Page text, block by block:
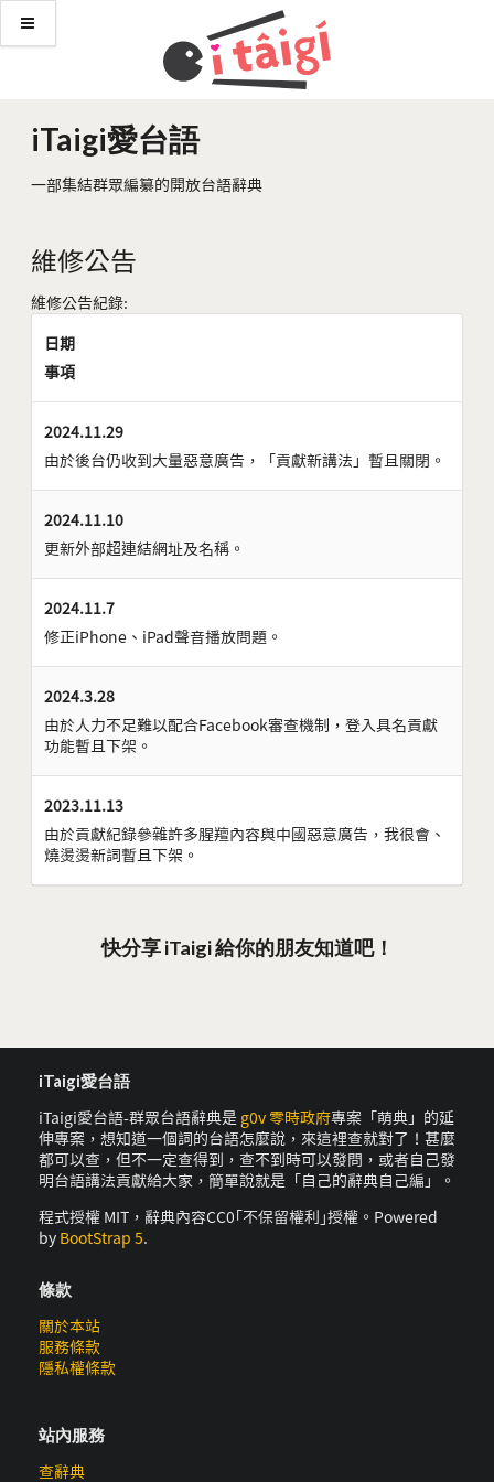
iTaigi愛台語
一部集結群眾編纂的開放台語辭典
維修公告
維修公告紀錄:
日期
事項
2024.11.29
由於後台仍收到大量惡意廣告，「貢獻新講法」暫且關閉。
2024.11.10
更新外部超連結網址及名稱。
2024.11.7
修正iPhone、iPad聲音播放問題。
2024.3.28
由於人力不足難以配合Facebook審查機制，登入具名貢獻
功能暫且下架。
2023.11.13
由於貢獻紀錄參雜許多腥羶內容與中國惡意廣告，我很會、
燒燙燙新詞暫且下架。
快分享 iTaigi 給你的朋友知道吧！
iTaigi愛台語
iTaigi愛台語-群眾台語辭典是 g0v 零時政府專案「萌典」的延
伸專案，想知道一個詞的台語怎麼說，來這裡查就對了！甚麼
都可以查，但不一定查得到，查不到時可以發問，或者自己發
明台語講法貢獻給大家，簡單說就是「自己的辭典自己編」。
程式授權 MIT，辭典內容CC0｢不保留權利｣授權。Powered
by BootStrap 5.
條款
關於本站
服務條款
隱私權條款
站內服務
查辭典